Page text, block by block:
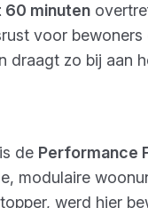
60 minuten
voor
draagt zo bij aan
de Performance
modulaire
werd hier